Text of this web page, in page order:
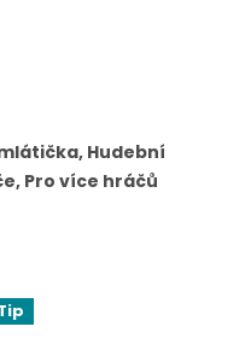
Hudební
Pro více hráčů